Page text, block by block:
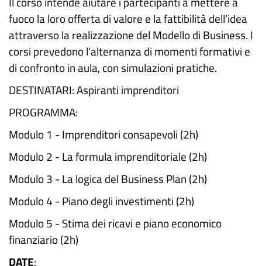
fuoco la loro offerta di valore e la fattibilità dell’idea
attraverso la realizzazione del Modello di Business. I
corsi prevedono l’alternanza di momenti formativi e
di confronto in aula, con simulazioni pratiche.
DESTINATARI: Aspiranti imprenditori
PROGRAMMA:
Modulo 1 - Imprenditori consapevoli (2h)
Modulo 2 - La formula imprenditoriale (2h)
Modulo 3 - La logica del Business Plan (2h)
Modulo 4 - Piano degli investimenti (2h)
Modulo 5 - Stima dei ricavi e piano economico
finanziario (2h)
DATE: